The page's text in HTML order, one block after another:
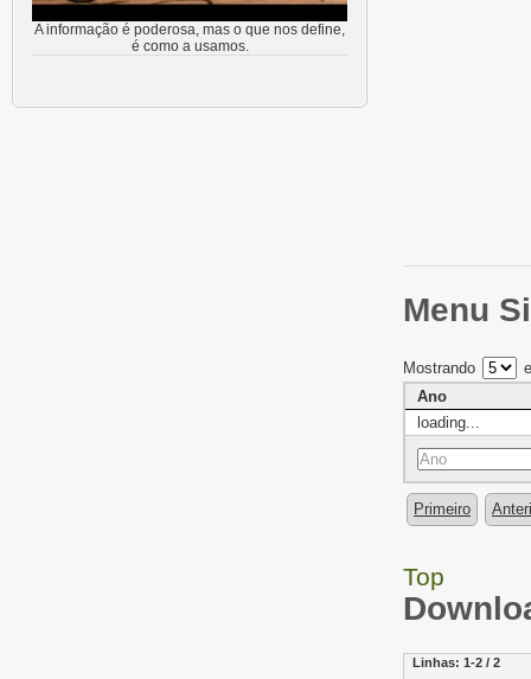
Menu
Mostrando
Ano
loading...
Primeiro
Top
Linhas: 1-2 / 2
A informação é poderosa, mas o que nos define,
é como a usamos.